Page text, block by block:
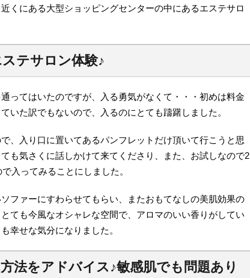
くにある大型ショッピングセンターの中にあるエステサロ
テサロン体験♪
ってはいたのですが、入る勇気がなくて・・・初めは料金
いた訳でもないので、入るのにとても躊躇しました。
、入り口に置いてあるパンフレットだけ頂いて行こうと思
も気さくに話しかけて来てくださり、また、お試しなので2
入ってみることにしました。
ファーにすわらせてもらい、またおもてなしの美肌効果の
ても今風なオシャレな空間で、アロマのいい香りがしてい
幸せな気分になりました。
法をアドバイス♪敏感肌でも問題あり